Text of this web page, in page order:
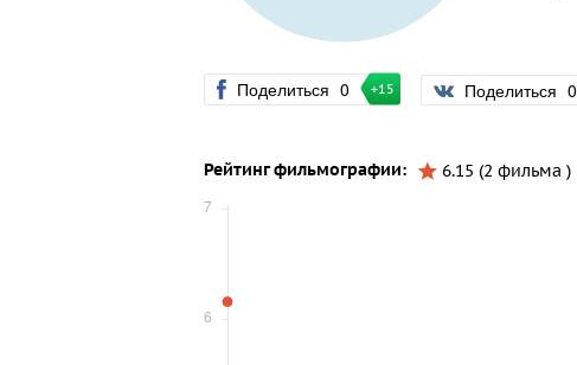
Поделиться 0 +15 Поделиться 0
Рейтинг фильмографии:
6.15 (2 фильма )